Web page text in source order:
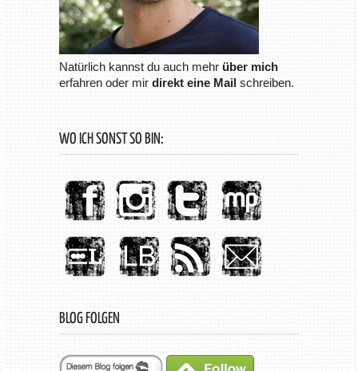
Natürlich kannst du auch mehr über mich
erfahren oder mir direkt eine Mailschreiben.
WO ICH SONST SO BIN:
BLOG FOLGEN